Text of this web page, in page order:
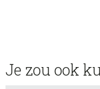
Je zou ook